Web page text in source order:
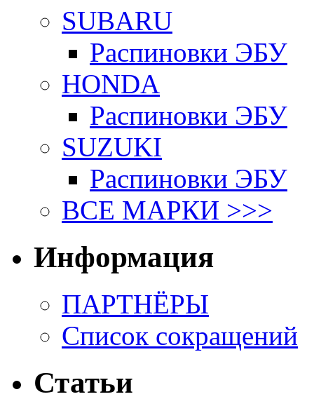
SUBARU
Распиновки ЭБУ
HONDA
Распиновки ЭБУ
SUZUKI
Распиновки ЭБУ
ВСЕ МАРКИ >>>
Информация
ПАРТНЁРЫ
Список сокращений
Статьи